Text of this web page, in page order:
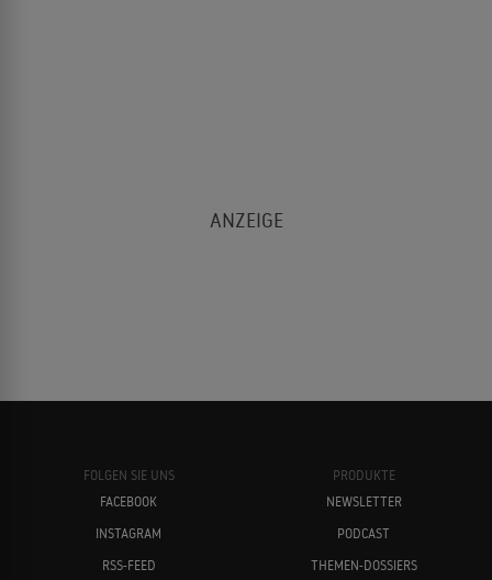
FOLGEN SIE UNS
FACEBOOK
INSTAGRAM
RSS-FEED
PRODUKTE
NEWSLETTER
PODCAST
THEMEN-DOSSIERS